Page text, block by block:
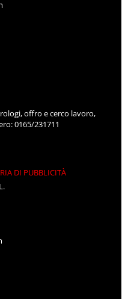
offro e cerco lavoro,
0165/231711
DI PUBBLICITÀ